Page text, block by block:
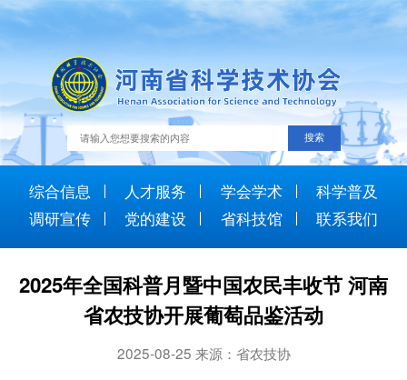
综合信息 人才服务 学会学术
科学普及
调研宣传
党的建设 省科技馆 联系我们
2025年全国科普月暨中国农民丰收节 河南
省农技协开展葡萄品鉴活动
2025-08-25 来源：省农技协